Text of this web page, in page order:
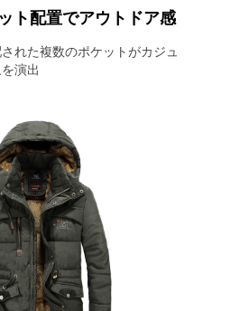
ト配置でアウトドア感
れた複数のポケットがカジュ
演出